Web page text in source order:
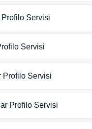
Profilo Servisi
Servisi
Profilo Servisi
Profilo Servisi